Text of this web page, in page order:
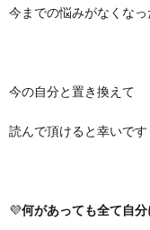
今までの悩みがなくな
今の自分と置き換えて
読んで頂けると幸いです
💜何があっても全て自